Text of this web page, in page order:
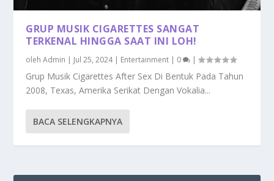
GRUP MUSIK CIGARETTES SANGAT
TERKENAL HINGGA SAAT INI LOH!
olehAdmin | Jul 25, 2024| Entertainment | 0 |
Grup Musik Cigarettes After Sex Di Bentuk Pada Tahun
2008, Texas, Amerika Serikat Dengan Vokalia...
BACA SELENGKAPNYA